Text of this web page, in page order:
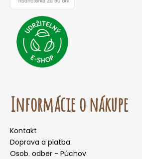
Informácie o nákupe
Kontakt
Doprava a platba
Osob. odber - Púchov